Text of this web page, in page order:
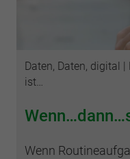
Kategorien
Daten, Daten, digital
ist…
Wenn